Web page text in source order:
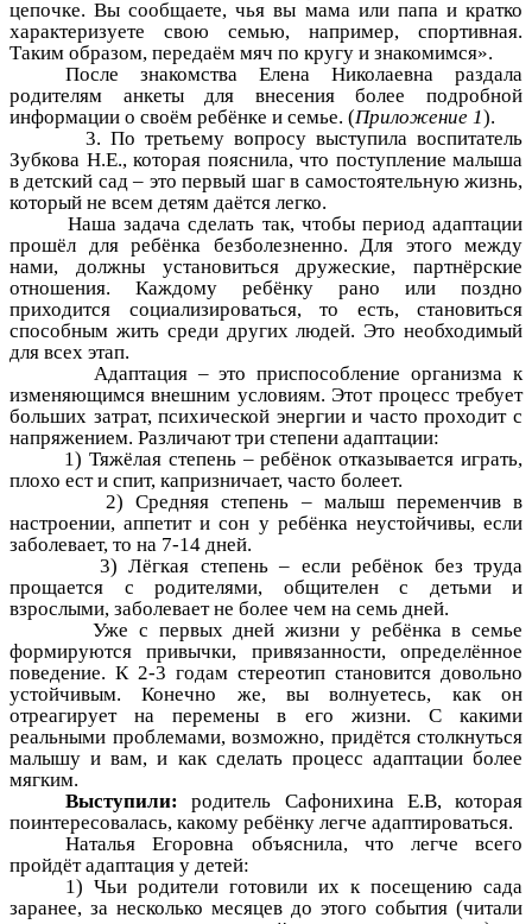
цепочке. Вы сообщаете, чья вы мама или папа и кратко
характеризуете свою семью, например, спортивная.
Таким образом, передаём мяч по кругу и знакомимся».
После знакомства Елена Николаевна раздала
родителям анкеты для внесения более подробной
информации о своём ребёнке и семье. (Приложение 1).
3. По третьему вопросу выступила воспитатель
Зубкова Н.Е., которая пояснила, что поступление малыша
в детский сад – это первый шаг в самостоятельную жизнь,
который не всем детям даётся легко.
Наша задача сделать так, чтобы период адаптации
прошёл для ребёнка безболезненно. Для этого между
нами, должны установиться дружеские, партнёрские
отношения. Каждому ребёнку рано или поздно
приходится социализироваться, то есть, становиться
способным жить среди других людей. Это необходимый
для всех этап.
Адаптация – это приспособление организма к
изменяющимся внешним условиям. Этот процесс требует
больших затрат, психической энергии и часто проходит с
напряжением. Различают три степени адаптации:
1) Тяжёлая степень – ребёнок отказывается играть,
плохо ест и спит, капризничает, часто болеет.
2) Средняя степень – малыш переменчив в
настроении, аппетит и сон у ребёнка неустойчивы, если
заболевает, то на 7-14 дней.
3) Лёгкая степень – если ребёнок без труда
прощается с родителями, общителен с детьми и
взрослыми, заболевает не более чем на семь дней.
Уже с первых дней жизни у ребёнка в семье
формируются привычки, привязанности, определённое
поведение. К 2-3 годам стереотип становится довольно
устойчивым. Конечно же, вы волнуетесь, как он
отреагирует на перемены в его жизни. С какими
реальными проблемами, возможно, придётся столкнуться
малышу и вам, и как сделать процесс адаптации более
мягким.
Выступили:родитель Сафонихина Е.В, которая
поинтересовалась, какому ребёнку легче адаптироваться.
Наталья Егоровна объяснила, что легче всего
пройдёт адаптация у детей:
1) Чьи родители готовили их к посещению сада
заранее, за несколько месяцев до этого события (читали